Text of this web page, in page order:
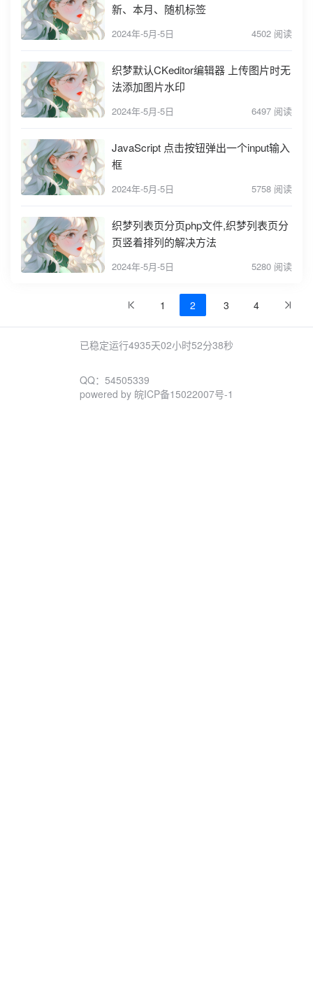
新、本月、随机标签
2024年-5月-5日 4502 阅读
织梦默认CKeditor编辑器 上传图片时无
法添加图片水印
2024年-5月-5日 6497 阅读
JavaScript 点击按钮弹出一个input输入
框
2024年-5月-5日 5758 阅读
织梦列表页分页php文件,织梦列表页分
页竖着排列的解决方法
2024年-5月-5日 5280 阅读
1 2 3 4
已稳定运行4935天02小时52分38秒
QQ：54505339
powered by 皖ICP备15022007号-1